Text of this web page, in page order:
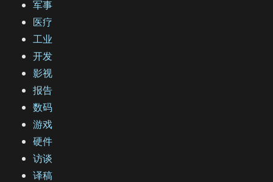
军事
医疗
工业
开发
影视
报告
数码
游戏
硬件
访谈
译稿